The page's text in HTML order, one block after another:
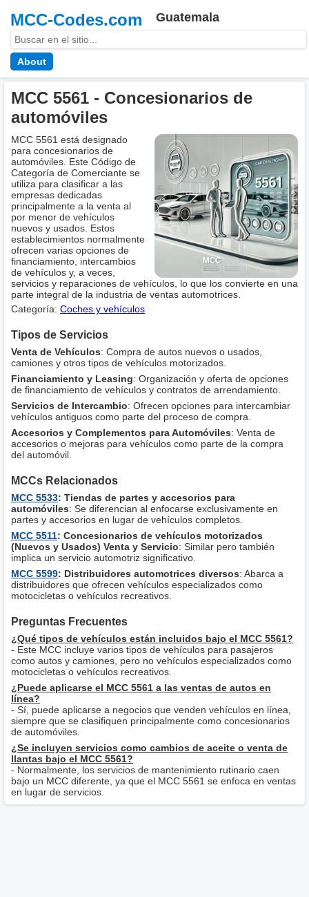
MCC-Codes.com Guatemala
About
MCC 5561 - Concesionarios de
automóviles
MCC 5561 está designado
para concesionarios de
automóviles. Este Código de
Categoría de Comerciante se
utiliza para clasificar a las
empresas dedicadas
principalmente a la venta al
por menor de vehículos
nuevos y usados. Estos
establecimientos normalmente
ofrecen varias opciones de
financiamiento, intercambios
de vehículos y, a veces,
servicios y reparaciones de vehículos, lo que los convierte en una
parte integral de la industria de ventas automotrices.
Categoría: Coches y vehículos
Tipos de Servicios
Venta de Vehículos: Compra de autos nuevos o usados,
camiones y otros tipos de vehículos motorizados.
Financiamiento y Leasing: Organización y oferta de opciones
de financiamiento de vehículos y contratos de arrendamiento.
Servicios de Intercambio: Ofrecen opciones para intercambiar
vehículos antiguos como parte del proceso de compra.
Accesorios y Complementos para Automóviles: Venta de
accesorios o mejoras para vehículos como parte de la compra
del automóvil.
MCCs Relacionados
MCC 5533: Tiendas de partes y accesorios para
automóviles: Se diferencian al enfocarse exclusivamente en
partes y accesorios en lugar de vehículos completos.
MCC 5511: Concesionarios de vehículos motorizados
(Nuevos y Usados) Venta y Servicio: Similar pero también
implica un servicio automotriz significativo.
MCC 5599: Distribuidores automotrices diversos: Abarca a
distribuidores que ofrecen vehículos especializados como
motocicletas o vehículos recreativos.
Preguntas Frecuentes
¿Qué tipos de vehículos están incluidos bajo el MCC 5561?
- Este MCC incluye varios tipos de vehículos para pasajeros
como autos y camiones, pero no vehículos especializados como
motocicletas o vehículos recreativos.
¿Puede aplicarse el MCC 5561 a las ventas de autos en
línea?
- Sí, puede aplicarse a negocios que venden vehículos en línea,
siempre que se clasifiquen principalmente como concesionarios
de automóviles.
¿Se incluyen servicios como cambios de aceite o venta de
llantas bajo el MCC 5561?
- Normalmente, los servicios de mantenimiento rutinario caen
bajo un MCC diferente, ya que el MCC 5561 se enfoca en ventas
en lugar de servicios.